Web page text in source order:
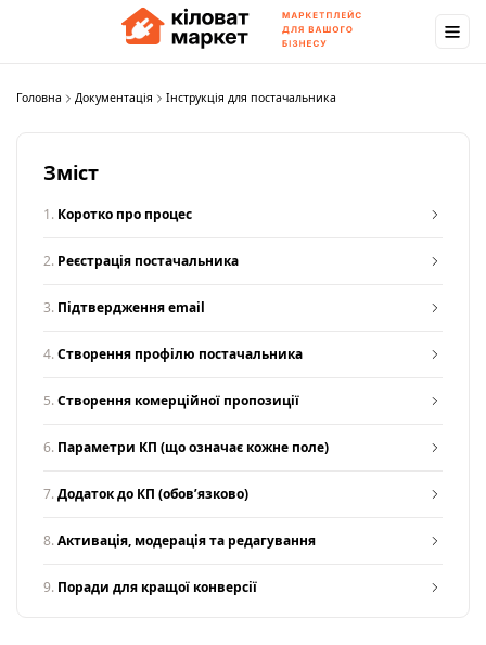
Головна Документація Інструкція для постачальника
Зміст
1. Коротко про процес
2. Реєстрація постачальника
3. Підтвердження email
4.Створення профілю постачальника
5.Створення комерційної пропозиції
6. Параметри КП (що означає кожне поле)
7.Додаток до КП (обовʼязково)
8.Активація, модерація та редагування
9. Поради для кращої конверсії